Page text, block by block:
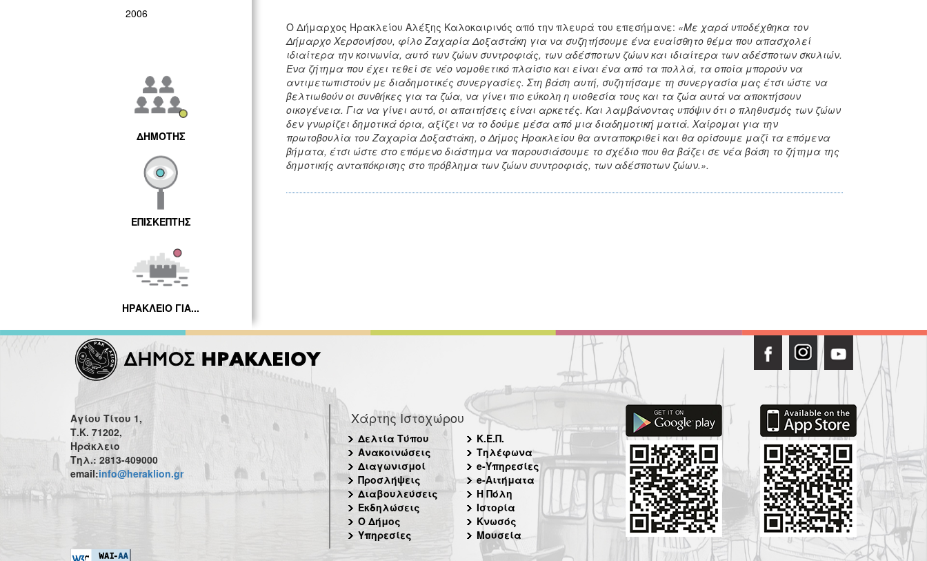
2006
ΔΗΜΟΤΗΣ
ΕΠΙΣΚΕΠΤΗΣ
ΗΡΑΚΛΕΙΟ ΓΙΑ...
Ο Δήμαρχος Ηρακλείου Αλέξης Καλοκαιρινός από την πλευρά του επεσήμανε: «Με χαρά υποδέχθηκα τον
Δήμαρχο Χερσονήσου, φίλο Ζαχαρία Δοξαστάκη για να συζητήσουμε ένα ευαίσθητο θέμα που απασχολεί
ιδιαίτερα την κοινωνία, αυτό των ζώων συντροφιάς, των αδέσποτων ζώων και ιδιαίτερα των αδέσποτων σκυλιών.
Ένα ζήτημα που έχει τεθεί σε νέο νομοθετικό πλαίσιο και είναι ένα από τα πολλά, τα οποία μπορούν να
αντιμετωπιστούν με διαδημοτικές συνεργασίες. Στη βάση αυτή, συζητήσαμε τη συνεργασία μας έτσι ώστε να
βελτιωθούν οι συνθήκες για τα ζώα, να γίνει πιο εύκολη η υιοθεσία τους και τα ζώα αυτά να αποκτήσουν
οικογένεια. Για να γίνει αυτό, οι απαιτήσεις είναι αρκετές. Και λαμβάνοντας υπόψιν ότι ο πληθυσμός των ζώων
δεν γνωρίζει δημοτικά όρια, αξίζει να το δούμε μέσα από μια διαδημοτική ματιά. Χαίρομαι για την
πρωτοβουλία του Ζαχαρία Δοξαστάκη, ο Δήμος Ηρακλείου θα ανταποκριθεί και θα ορίσουμε μαζί τα επόμενα
βήματα, έτσι ώστε στο επόμενο διάστημα να παρουσιάσουμε το σχέδιο που θα βάζει σε νέα βάση το ζήτημα της
δημοτικής ανταπόκρισης στο πρόβλημα των ζώων συντροφιάς, των αδέσποτων ζώων.».
Αγίου Τίτου 1,
Τ.Κ. 71202,
Ηράκλειο
Τηλ.: 2813-409000
email:info@heraklion.gr
Χάρτης Ιστοχώρου
Δελτία Τύπου
Ανακοινώσεις
Διαγωνισμοί
Προσλήψεις
Διαβουλεύσεις
Εκδηλώσεις
Ο Δήμος
Υπηρεσίες
Κ.Ε.Π.
Τηλέφωνα
e-Υπηρεσίες
e-Αιτήματα
Η Πόλη
Ιστορία
Κνωσός
Μουσεία